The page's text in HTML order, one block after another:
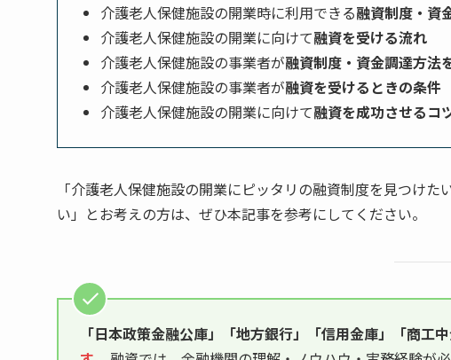
介護老人保健施設の開業時に利用できる融資制度・資
介護老人保健施設の開業に向けて融資を受ける流れ
介護老人保健施設の事業者が融資制度・資金調達方法
介護老人保健施設の事業者が融資を受けるときの条件
介護老人保健施設の開業に向けて融資を成功させるコ
「介護老人保健施設の開業にピッタリの融資制度を見つけ
い」とお考えの方は、ぜひ本記事を参考にしてください。
「日本政策金融公庫」「地方銀行」「信用金庫」 「商工中